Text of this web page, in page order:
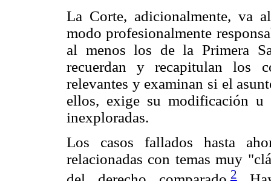
La Corte, adicionalmente, va
modo profesionalmente
al menos los de la Primera
recuerdan y recapitulan los
relevantes y examinan si el
ellos, exige su modificación u
inexploradas.
Los casos fallados hasta
relacionadas con temas muy
2